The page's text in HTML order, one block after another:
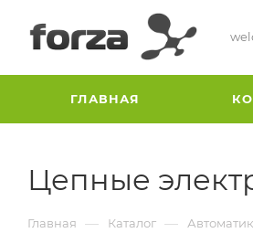
ГЛАВНАЯ
Цепные
Главная — Каталог —